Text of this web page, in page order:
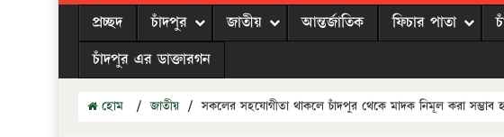
প্রচ্ছদ চাঁদপুর জাতীয় আন্তর্জাতিক ফিচার পাতা
চাঁদপুর এর ডাক্তারগন
হোম / জাতীয় / সকলের সহযোগীতা থাকলে চাঁদপুর থেকে মাদক নিমূল করা